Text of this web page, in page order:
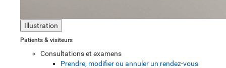
Illustration
Patients & visiteurs
Consultations et examens
Prendre, modifier ou annuler un rendez-vous